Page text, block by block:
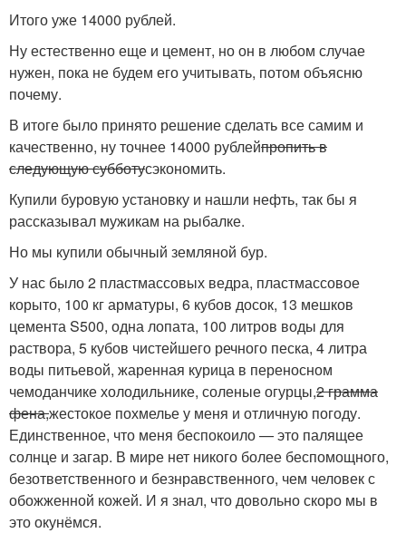
Итого уже 14000 рублей.
Ну естественно еще и цемент, но он в любом случае
нужен, пока не будем его учитывать, потом объясню
почему.
В итоге было принято решение сделать все самим и
качественно, ну точнее 14000 рублейпропить в
следующую субботусэкономить.
Купили буровую установку и нашли нефть, так бы я
рассказывал мужикам на рыбалке.
Но мы купили обычный земляной бур.
У нас было 2 пластмассовых ведра, пластмассовое
корыто, 100 кг арматуры, 6 кубов досок, 13 мешков
цемента S500, одна лопата, 100 литров воды для
раствора, 5 кубов чистейшего речного песка, 4 литра
воды питьевой, жаренная курица в переносном
чемоданчике холодильнике, соленые огурцы,2 грамма
фена,жестокое похмелье у меня и отличную погоду.
Единственное, что меня беспокоило — это палящее
солнце и загар. В мире нет никого более беспомощного,
безответственного и безнравственного, чем человек с
обожженной кожей. И я знал, что довольно скоро мы в
это окунёмся.